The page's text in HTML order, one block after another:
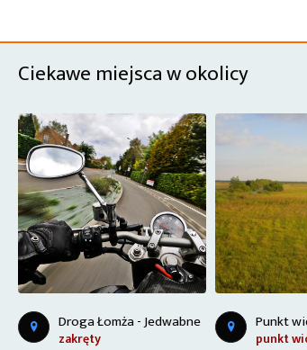
Ciekawe miejsca w okolicy
P
unkt widokowy na Carskiej Drodze
punkt widokowy
Góra
punkt